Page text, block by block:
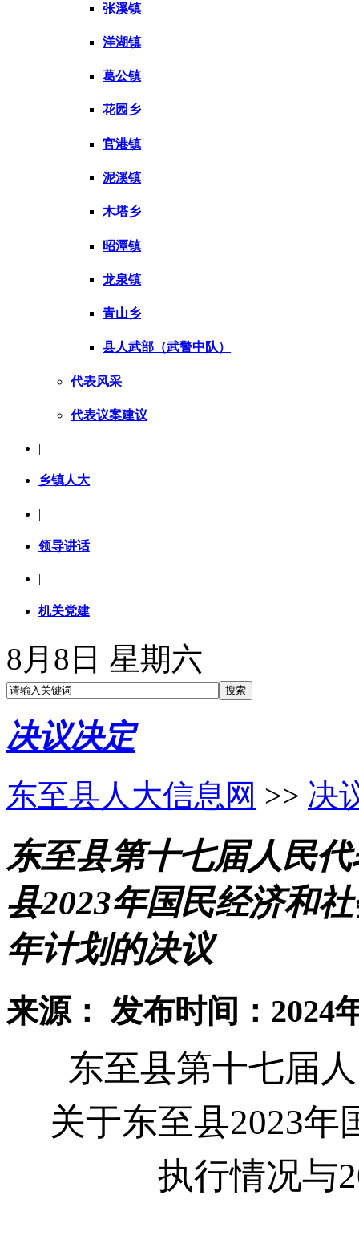
张溪镇
洋湖镇
葛公镇
花园乡
官港镇
泥溪镇
木塔乡
昭潭镇
龙泉镇
青山乡
县人武部（武警中队）
代表风采
代表议案建议
|
乡镇人大
|
领导讲话
|
机关党建
8月8日 星期六
决议决定
东至县人大信息网 >> 决
东至县第十七届人民
县2023年国民经济和
年计划的决议
来源： 发布时间：2024
东至县第十七届
关于东至县2023年
执行情况与